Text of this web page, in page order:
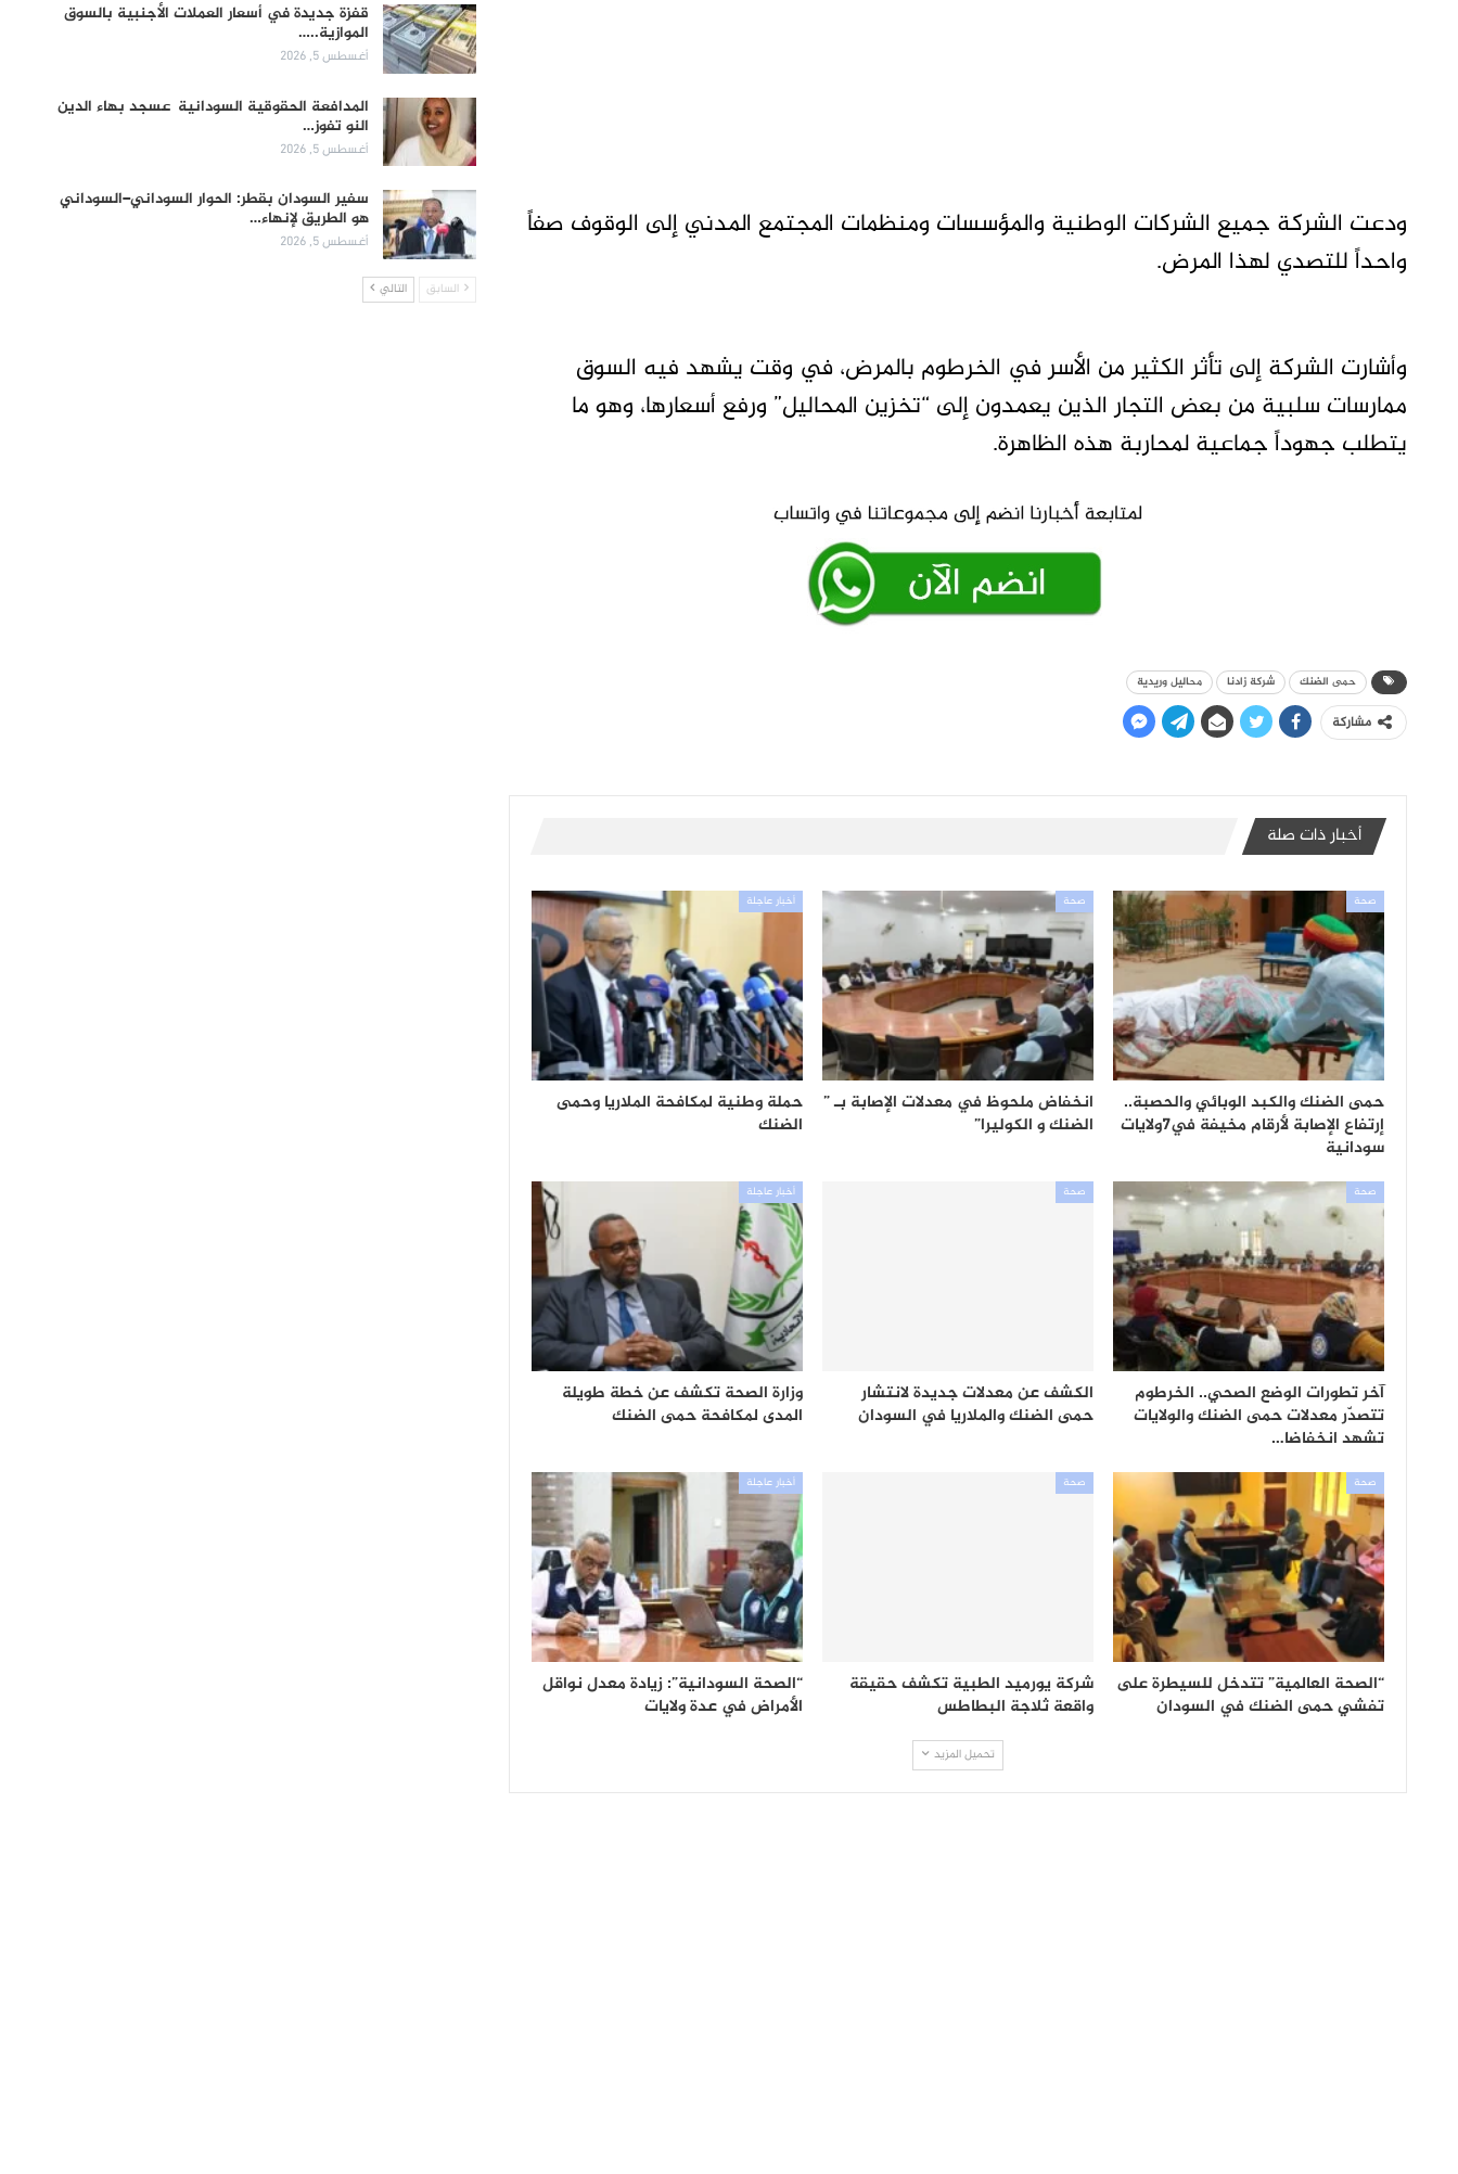
ودعت الشركة جميع الشركات الوطنية والمؤسسات ومنظمات المجتمع المدني إلى الوقوف صفاً
واحداً للتصدي لهذا المرض.
وأشارت الشركة إلى تأثر الكثير من الأسر في الخرطوم بالمرض، في وقت يشهد فيه السوق
ممارسات سلبية من بعض التجار الذين يعمدون إلى “تخزين المحاليل” ورفع أسعارها، وهو ما
يتطلب جهوداً جماعية لمحاربة هذه الظاهرة.
حمى الضنك شركة زادنا محاليل وريدية
مشاركة
أخبار ذات صلة
صحة
حمى الضنك والكبد الوبائي والحصبة..
إرتفاع الإصابة لأرقام مخيفة في7ولايات
سودانية
صحة
انخفاض ملحوظ في معدلات الإصابة بـ ”
الضنك و الكوليرا”
أخبار عاجلة
حملة وطنية لمكافحة الملاريا وحمى
الضنك
صحة
آخر تطورات الوضع الصحي.. الخرطوم
تتصدّر معدلات حمى الضنك والولايات
تشهد انخفاضا…
صحة
الكشف عن معدلات جديدة لانتشار
حمى الضنك والملاريا في السودان
أخبار عاجلة
وزارة الصحة تكشف عن خطة طويلة
المدى لمكافحة حمى الضنك
صحة
“الصحة العالمية” تتدخل للسيطرة على
تفشي حمى الضنك في السودان
صحة
شركة يورميد الطبية تكشف حقيقة
واقعة ثلاجة البطاطس
أخبار عاجلة
“الصحة السودانية”: زيادة معدل نواقل
الأمراض في عدة ولايات
تحميل المزيد
قفزة جديدة في أسعار العملات الأجنبية بالسوق
الموازية..…
أغسطس 5, 2026
المدافعة الحقوقية السودانية عسجد بهاء الدين
النو تفوز…
أغسطس 5, 2026
سفير السودان بقطر: الحوار السوداني–السوداني
هو الطريق لإنهاء…
أغسطس 5, 2026
السابق التالي